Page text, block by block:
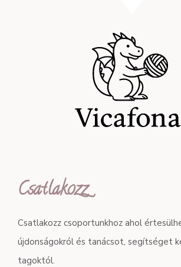
Csatlakozz
Csatlakozz csoportunkhoz ahol
újdonságokról és tanácsot, segítséget
tagoktól.